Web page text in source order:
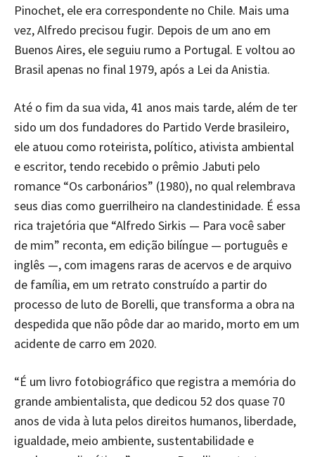
Pinochet, ele era correspondente no Chile. Mais uma
vez, Alfredo precisou fugir. Depois de um ano em
Buenos Aires, ele seguiu rumo a Portugal. E voltou ao
Brasil apenas no final 1979, após a Lei da Anistia.
Até o fim da sua vida, 41 anos mais tarde, além de ter
sido um dos fundadores do Partido Verde brasileiro,
ele atuou como roteirista, político, ativista ambiental
e escritor, tendo recebido o prêmio Jabuti pelo
romance “Os carbonários” (1980), no qual relembrava
seus dias como guerrilheiro na clandestinidade. É essa
rica trajetória que “Alfredo Sirkis — Para você saber
de mim” reconta, em edição bilíngue — português e
inglês —, com imagens raras de acervos e de arquivo
de família, em um retrato construído a partir do
processo de luto de Borelli, que transforma a obra na
despedida que não pôde dar ao marido, morto em um
acidente de carro em 2020.
“É um livro fotobiográfico que registra a memória do
grande ambientalista, que dedicou 52 dos quase 70
anos de vida à luta pelos direitos humanos, liberdade,
igualdade, meio ambiente, sustentabilidade e